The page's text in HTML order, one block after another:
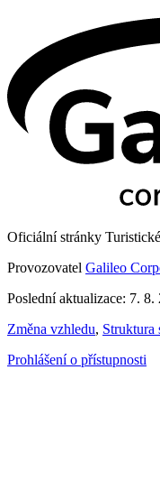
Oficiální stránky
Provozovatel Galileo
Poslední aktualizace: 7. 8.
Změna vzhledu, Struktura
Prohlášení o přístupnosti